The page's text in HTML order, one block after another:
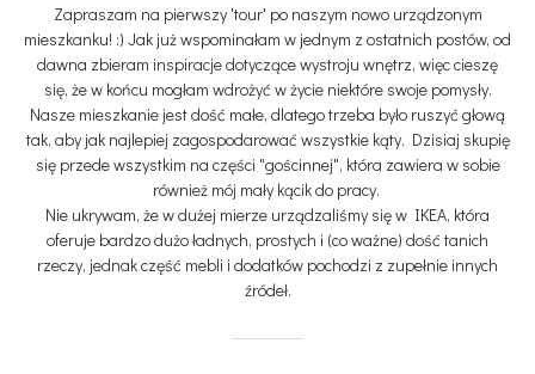
Zapraszam na pierwszy 'tour' po naszym nowo urządzonym
mieszkanku! :) Jak już wspominałam w jednym z ostatnich postów, od
dawna zbieram inspiracje dotyczące wystroju wnętrz, więc cieszę
się, że w końcu mogłam wdrożyć w życie niektóre swoje pomysły.
Nasze mieszkanie jest dość małe, dlatego trzeba było ruszyć głową
tak, aby jak najlepiej zagospodarować wszystkie kąty. Dzisiaj skupię
się przede wszystkim na części "gościnnej", która zawiera w sobie
również mój mały kącik do pracy.
Nie ukrywam, że w dużej mierze urządzaliśmy się w IKEA, która
oferuje bardzo dużo ładnych, prostych i (co ważne) dość tanich
rzeczy, jednak część mebli i dodatków pochodzi z zupełnie innych
źródeł.